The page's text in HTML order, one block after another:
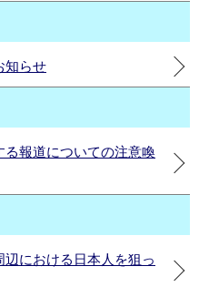
知らせ
報道についての注意喚
における日本人を狙っ